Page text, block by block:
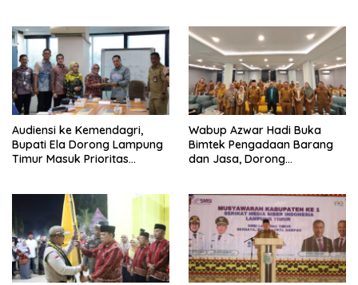
WTP Delapan Kali Berturut-
turut
Audiensi ke Kemendagri,
Bupati Ela Dorong Lampung
Timur Masuk Prioritas
Wabup Azwar Hadi Buka
Bimtek Pengadaan Barang
dan Jasa, Dorong
Versi 6